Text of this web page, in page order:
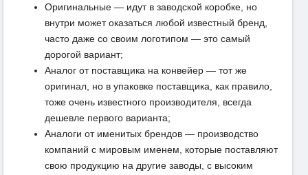
Оригинальные — идут в заводской коробке, но
внутри может оказаться любой известный бренд,
часто даже со своим логотипом — это самый
дорогой вариант;
Аналог от поставщика на конвейер — тот же
оригинал, но в упаковке поставщика, как правило,
тоже очень известного производителя, всегда
дешевле первого варианта;
Аналоги от именитых брендов — производство
компаний с мировым именем, которые поставляют
свою продукцию на другие заводы, с высоким